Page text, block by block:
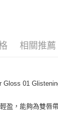
相關推薦
Gloss 01
盈，能夠為雙唇